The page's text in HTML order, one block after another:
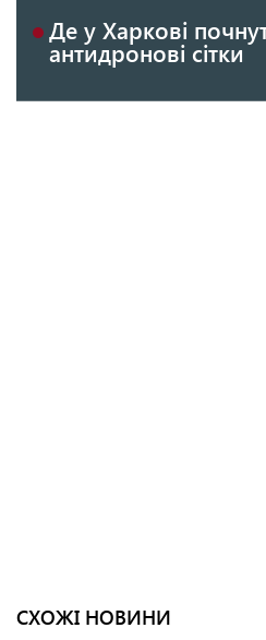
Де у Харкові
антидронові сітки
СХОЖІ НОВИНИ